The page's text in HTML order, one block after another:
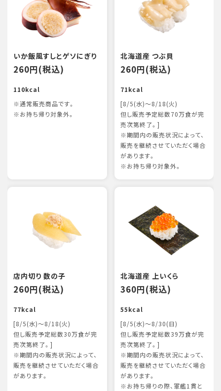
いか飯風すしとゲソにぎり
260円(税込)
110kcal
※通常販売商品です。
※お持ち帰り対象外。
北海道産 つぶ貝
260円(税込)
71kcal
[8/5(水)～8/18(火)
但し販売予定総数70万食が完
売次第終了。]
※期間内の販売状況によって、
販売を継続させていただく場合
があります。
※お持ち帰り対象外。
店内切り 数の子
260円(税込)
77kcal
[8/5(水)～8/18(火)
但し販売予定総数30万食が完
売次第終了。]
※期間内の販売状況によって、
販売を継続させていただく場合
があります。
北海道産 上いくら
360円(税込)
55kcal
[8/5(水)～8/30(日)
但し販売予定総数39万食が完
売次第終了。]
※期間内の販売状況によって、
販売を継続させていただく場合
があります。
※お持ち帰りの際、軍艦1貫と